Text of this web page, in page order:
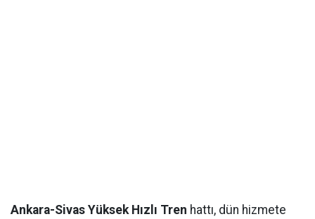
Ankara-Sivas Yüksek Hızlı Tren hattı, dün hizmete